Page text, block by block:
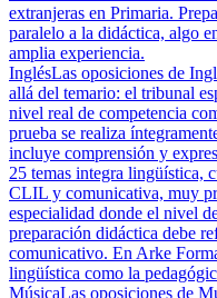
extranjeras en Primaria.
paralelo a la didáctica, algo
amplia experiencia.
InglésLas oposiciones de
allá del temario: el tribunal
nivel real de competencia
prueba se realiza
incluye comprensión y
25 temas integra lingüística,
CLIL y comunicativa, muy
especialidad donde el nivel
preparación didáctica debe
comunicativo. En Arke
lingüística como la
MúsicaLas oposiciones de